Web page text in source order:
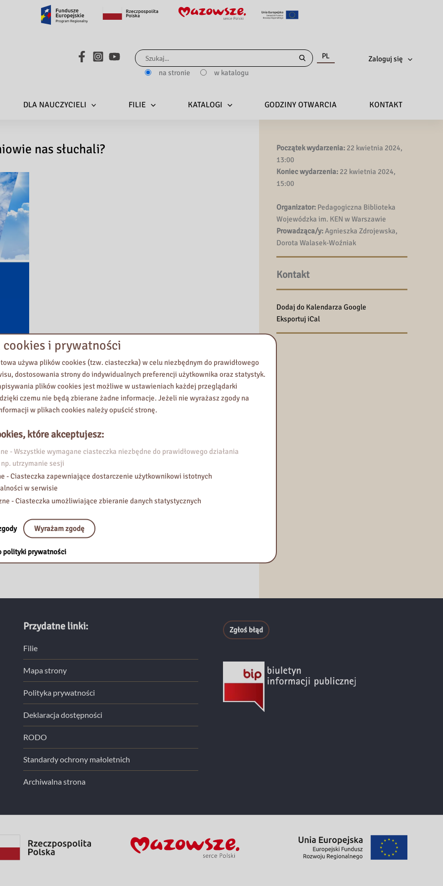
Search...
na stronie
w katalogu
PL Zaloguj się
DLA NAUCZYCIELI FILIE KATALOGI GODZINY OTWARCIA KONTAKT
nas słuchali?
i metod prowadzenia zajęć na temat edukacji ekologicznej na
literatury, którą można zakupić w ramach Narodowego Programu
w których mogą wziąć udział szkoły i przedszkola; gotowe
środowiska.
Zalecana jest przeglądarka Chrome.
Początek wydarzenia: 22 kwietnia 2024,
13:00
Koniec wydarzenia: 22 kwietnia 2024,
15:00
Organizator: Pedagogiczna Biblioteka
Wojewódzka im. KEN w Warszawie
Prowadząca/y:Agnieszka Zdrojewska,
Dorota Walasek-Woźniak
Kontakt
Dodaj do Kalendarza Google
Eksportuj iCal
Przydatne linki:
Filie
Mapa strony
Polityka prywatności
Deklaracja dostępności
RODO
Standardy ochrony małoletnich
Archiwalna strona
Zgłoś błąd
i prywatności
używa plików cookies (tzw. ciasteczka) w celu niezbędnym do prawidłowego
dostosowania strony do indywidualnych preferencji użytkownika oraz statystyk.
plików cookies jest możliwe w ustawieniach każdej przeglądarki
czemu nie będą zbierane żadne informacje. Jeżeli nie wyrażasz zgody na
w plikach cookies należy opuścić stronę.
które akceptujesz:
- Wszystkie wymagane ciasteczka niezbędne do prawidłowego działania
utrzymanie sesji
- Ciasteczka zapewniające dostarczenie użytkownikowi istotnych
w serwisie
- Ciasteczka umożliwiające zbieranie danych statystycznych
Wyrażam zgodę
polityki prywatności